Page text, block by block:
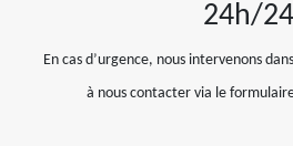
24h/24
En cas d’urgence, nous intervenons
à nous contacter via le